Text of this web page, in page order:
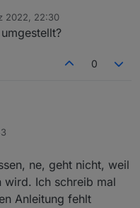
en/modbus-tcp-
area
angeschlossen? Hatte
per Wlan geht, finds
2022, 22:30
0
ne, geht nicht, weil
Ich schreib mal
Anleitung fehlt